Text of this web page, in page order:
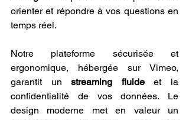
orienter et répondre à vos questions en
temps réel.
Notre plateforme sécurisée et
ergonomique, hébergée sur Vimeo,
garantit un streaming fluide et la
confidentialité de vos données. Le